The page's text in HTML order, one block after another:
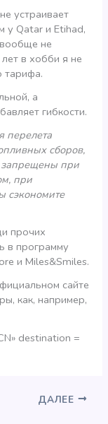
не устраивает
у Qatar и Etihad,
не
в хобби я не
тарифа.
а
гибкости.
перелета
сборов,
запрещены при
при
сэкономите
прочих
в программу
и Miles&Smiles.
сайте
как, например,
destination =
ДАЛЕЕ